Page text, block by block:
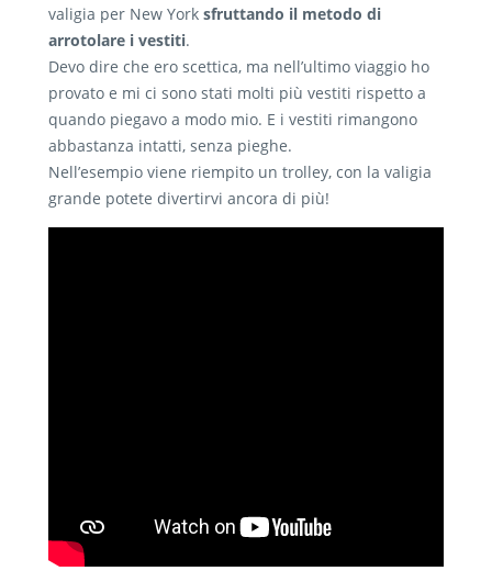
valigia per New York sfruttando il metodo di
arrotolare i vestiti.
Devo dire che ero scettica, ma nell’ultimo viaggio ho
provato e mi ci sono stati molti più vestiti rispetto a
quando piegavo a modo mio. E i vestiti rimangono
abbastanza intatti, senza pieghe.
Nell’esempio viene riempito un trolley, con la valigia
grande potete divertirvi ancora di più!